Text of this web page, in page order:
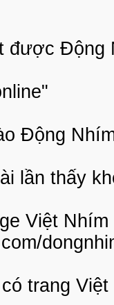
được Động
Động
lần thấy
Việt
trang